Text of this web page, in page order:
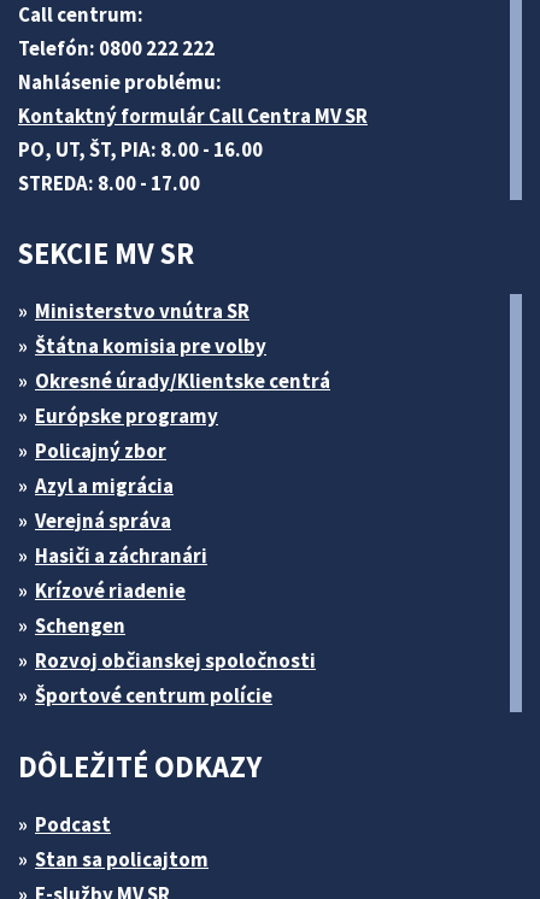
Call centrum:
Telefón: 0800 222 222
Nahlásenie problému:
Kontaktný formulár Call Centra MV SR
PO, UT, ŠT, PIA: 8.00 - 16.00
STREDA: 8.00 - 17.00
SEKCIE MV SR
Ministerstvo vnútra SR
Štátna komisia pre volby
Okresné úrady/Klientske centrá
Európske programy
Policajný zbor
Azyl a migrácia
Verejná správa
Hasiči a záchranári
Krízové riadenie
Schengen
Rozvoj občianskej spoločnosti
Športové centrum polície
DÔLEŽITÉ ODKAZY
Podcast
Stan sa policajtom